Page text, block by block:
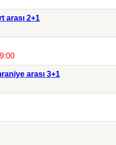
arası 2+1
arası 3+1